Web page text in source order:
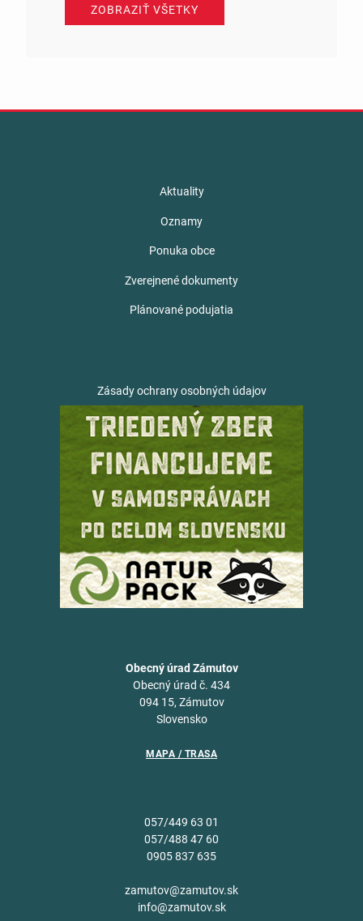
ZOBRAZIŤ VŠETKY
Aktuality
Oznamy
Ponuka obce
Zverejnené dokumenty
Plánované podujatia
Zásady ochrany osobných údajov
Obecný úrad Zámutov
Obecný úrad č. 434
094 15, Zámutov
Slovensko
MAPA / TRASA
057/449 63 01
057/488 47 60
0905 837 635
zamutov@zamutov.sk
info@zamutov.sk